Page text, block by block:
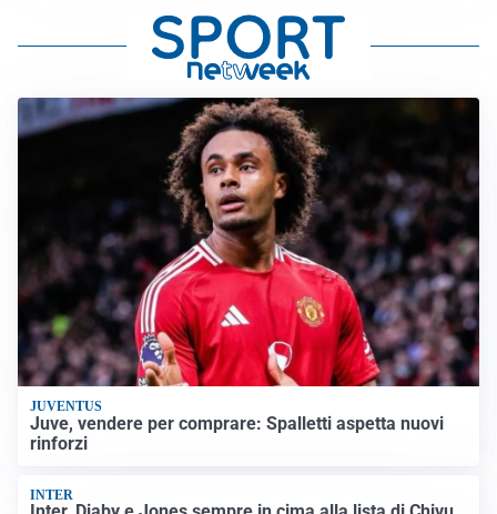
JUVENTUS
Juve, vendere per comprare: Spalletti aspetta nuovi
rinforzi
INTER